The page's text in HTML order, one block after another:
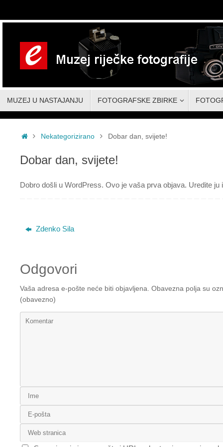
do
MUZEJ U NASTAJANJU FOTOGRAFSKE ZBIRKE
Početna
Nekategorizirano Dobar dan, svijete!
Dobar dan, svijete!
Dobro došli u WordPress. Ovo je vaša prva objava. Uredite
Zdenko Sila
Odgovori
Vaša adresa e-pošte neće biti objavljena. Obavezna polja su
(obavezno)